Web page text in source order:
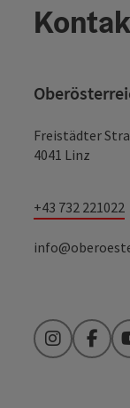
Freistädter
4041 Linz
+43 732 221022
Instagram